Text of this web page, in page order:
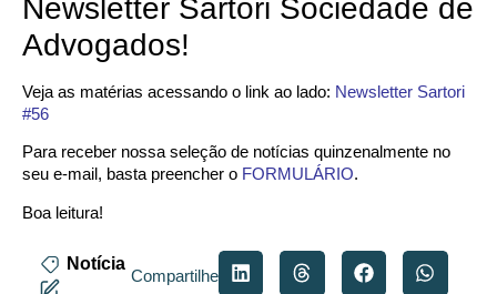
Newsletter Sartori Sociedade de
Advogados!
Veja as matérias acessando o link ao lado: Newsletter Sartori
#56
Para receber nossa seleção de notícias quinzenalmente no
seu e-mail, basta preencher o FORMULÁRIO.
Boa leitura!
Notícia
Compartilhe